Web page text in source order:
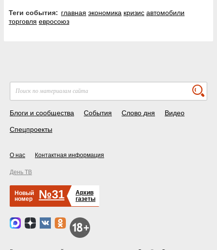
Теги события: главная экономика кризис автомобили
торговля евросоюз
Блоги и сообщества События Слово дня Видео
Спецпроекты
О нас Контактная информация
День ТВ
Новый
номер
№31
Архив
газеты